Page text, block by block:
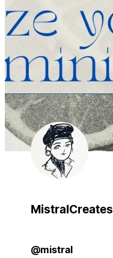
MistralCreates
@mistral